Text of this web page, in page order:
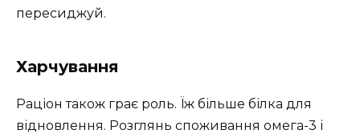
пересиджуй.
Харчування
Раціон також грає роль. Їж більше білка для
відновлення. Розглянь споживання омега-3 і